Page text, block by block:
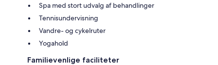
Spa med stort udvalg af behandlinger
Tennisundervisning
Vandre- og cykelruter
Yogahold
Familievenlige faciliteter